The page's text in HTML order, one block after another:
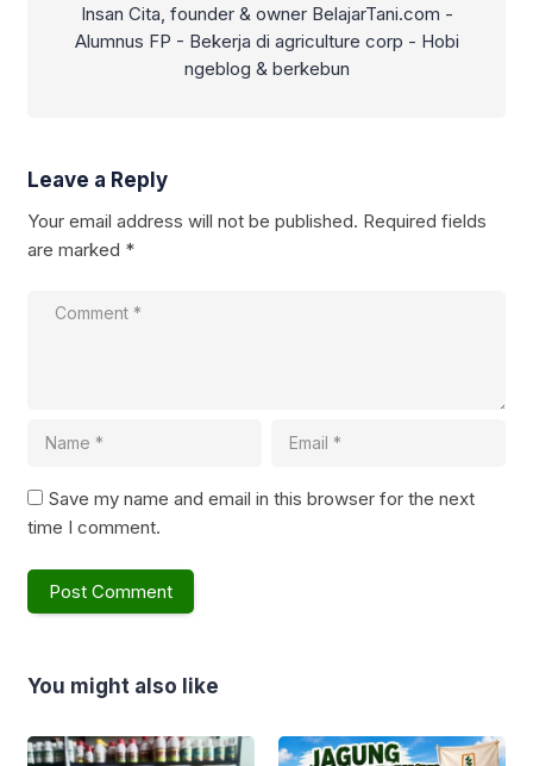
Insan Cita, founder & owner BelajarTani.com -
Alumnus FP - Bekerja di agriculture corp - Hobi
ngeblog & berkebun
Leave a Reply
Your email address will not be published. Required fields
are marked *
Save my name and email in this browser for the next
time I comment.
You might also like